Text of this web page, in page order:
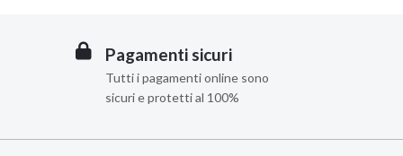
Pagamenti sicuri
Tutti i pagamenti online sono
sicuri e protetti al 100%